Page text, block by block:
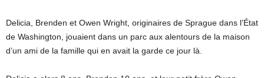
Delicia, Brenden et Owen Wright, originaires de Sprague dans l’État
de Washington, jouaient dans un parc aux alentours de la maison
d’un ami de la famille qui en avait la garde ce jour là.